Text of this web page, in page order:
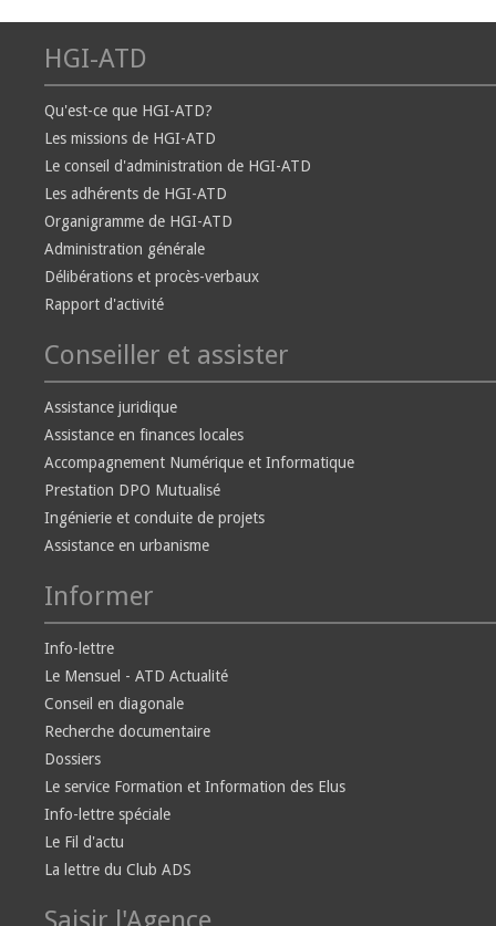
HGI-ATD
Qu'est-ce que HGI-ATD?
Les missions de HGI-ATD
Le conseil d'administration de HGI-ATD
Les adhérents de HGI-ATD
Organigramme de HGI-ATD
Administration générale
Délibérations et procès-verbaux
Rapport d'activité
Conseiller et assister
Assistance juridique
Assistance en finances locales
Accompagnement Numérique et Informatique
Prestation DPO Mutualisé
Ingénierie et conduite de projets
Assistance en urbanisme
Informer
Info-lettre
Le Mensuel - ATD Actualité
Conseil en diagonale
Recherche documentaire
Dossiers
Le service Formation et Information des Elus
Info-lettre spéciale
Le Fil d'actu
La lettre du Club ADS